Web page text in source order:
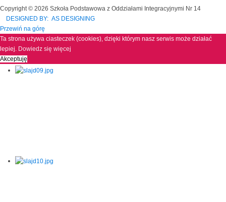
Copyright © 2026 Szkoła Podstawowa z Oddziałami Integracyjnymi Nr 14
DESIGNED BY: AS DESIGNING
Przewiń na górę
Ta strona używa ciasteczek (cookies), dzięki którym nasz serwis może działać
lepiej. Dowiedz się więcej
Akceptuję